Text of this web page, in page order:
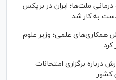
ملت‌ها؛ ایران در بریکس
به کار شد
همکاری‌های علمی؛ وزیر علوم
درباره برگزاری امتحانات